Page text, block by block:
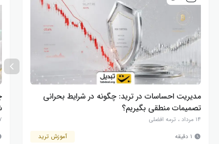
مدیریت احساسات در ترید: چگونه در شرایط بحرانی
تصمیمات منطقی بگیریم؟
۱۴ مرداد ، ترمه افضلی
۱ دقیقه
آموزش ترید
۷